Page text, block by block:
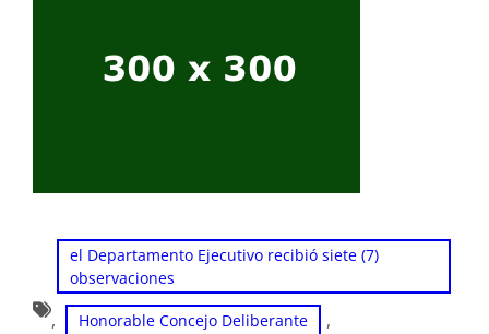
el Departamento Ejecutivo recibió siete (7)
observaciones
, Honorable Concejo Deliberante ,